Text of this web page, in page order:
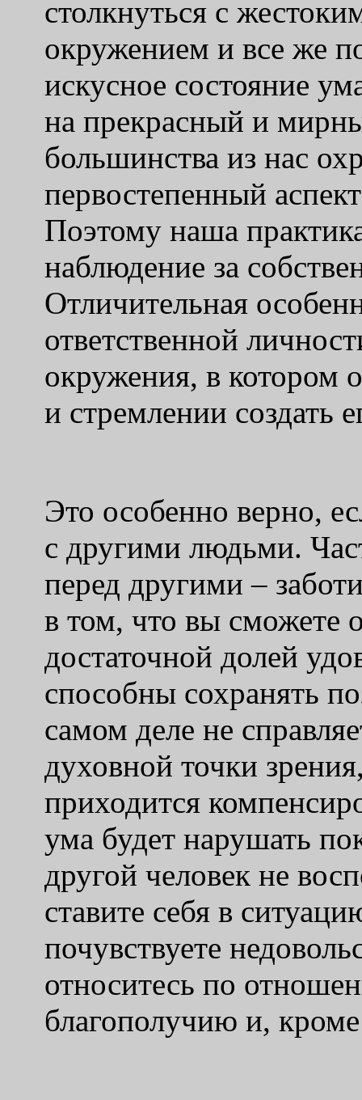
столкнуться с
окружением и все же
искусное состояние
на прекрасный и
большинства из нас
первостепенный
Поэтому наша
наблюдение за
Отличительная
ответственной
окружения, в котором
и стремлении создать
Это особенно верно,
с другими людьми.
перед другими –
в том, что вы сможете
достаточной долей
способны сохранять
самом деле не
духовной точки
приходится
ума будет нарушать
другой человек не
ставите себя в
почувствуете
относитесь по
благополучию и,